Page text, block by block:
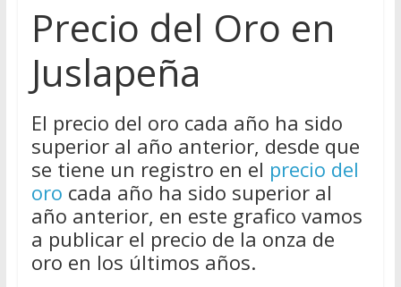
Precio del Oro en
Juslapeña
El precio del oro cada año ha sido
superior al año anterior, desde que
se tiene un registro en el precio del
oro cada año ha sido superior al
año anterior, en este grafico vamos
a publicar el precio de la onza de
oro en los últimos años.